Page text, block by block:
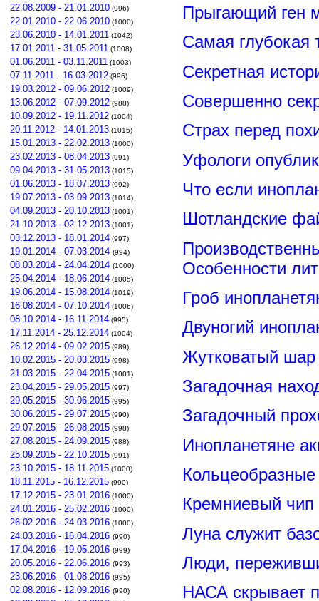
22.08.2009 - 21.01.2010 (996)
22.01.2010 - 22.06.2010 (1000)
23.06.2010 - 14.01.2011 (1042)
17.01.2011 - 31.05.2011 (1008)
01.06.2011 - 03.11.2011 (1003)
07.11.2011 - 16.03.2012 (996)
19.03.2012 - 09.06.2012 (1009)
13.06.2012 - 07.09.2012 (988)
10.09.2012 - 19.11.2012 (1004)
20.11.2012 - 14.01.2013 (1015)
15.01.2013 - 22.02.2013 (1000)
23.02.2013 - 08.04.2013 (991)
09.04.2013 - 31.05.2013 (1015)
01.06.2013 - 18.07.2013 (992)
19.07.2013 - 03.09.2013 (1014)
04.09.2013 - 20.10.2013 (1001)
21.10.2013 - 02.12.2013 (1001)
03.12.2013 - 18.01.2014 (997)
19.01.2014 - 07.03.2014 (994)
08.03.2014 - 24.04.2014 (1000)
25.04.2014 - 18.06.2014 (1005)
19.06.2014 - 15.08.2014 (1019)
16.08.2014 - 07.10.2014 (1006)
08.10.2014 - 16.11.2014 (995)
17.11.2014 - 25.12.2014 (1004)
26.12.2014 - 09.02.2015 (989)
10.02.2015 - 20.03.2015 (998)
21.03.2015 - 22.04.2015 (1001)
23.04.2015 - 29.05.2015 (997)
29.05.2015 - 30.06.2015 (995)
30.06.2015 - 29.07.2015 (990)
29.07.2015 - 26.08.2015 (998)
27.08.2015 - 24.09.2015 (988)
25.09.2015 - 22.10.2015 (991)
23.10.2015 - 18.11.2015 (1000)
18.11.2015 - 16.12.2015 (990)
17.12.2015 - 23.01.2016 (1000)
24.01.2016 - 25.02.2016 (1000)
26.02.2016 - 24.03.2016 (1000)
24.03.2016 - 16.04.2016 (990)
17.04.2016 - 19.05.2016 (999)
20.05.2016 - 22.06.2016 (993)
23.06.2016 - 01.08.2016 (995)
02.08.2016 - 12.09.2016 (990)
Прыгающий ген
Самая глубокая
Секретная
Совершенно
Страх перед
Уфологи
Что если
Шотландские
Особенности
Гроб
Двуногий
Жутковатый шар
Загадочная
Загадочный
Инопланетяне
Кремниевый
Луна служит
Люди,
НАСА скрывает